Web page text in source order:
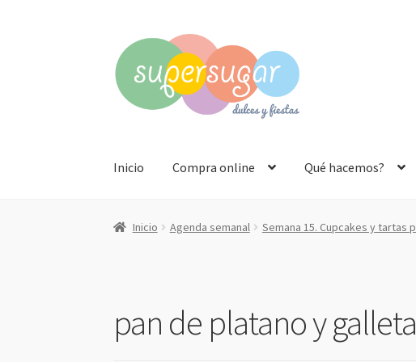
a
la
navegación
al
contenido
Inicio Compra online Qué hacemos?
Inicio Agenda semanal Semana 15. Cupcakes y tartas
pan de platano y